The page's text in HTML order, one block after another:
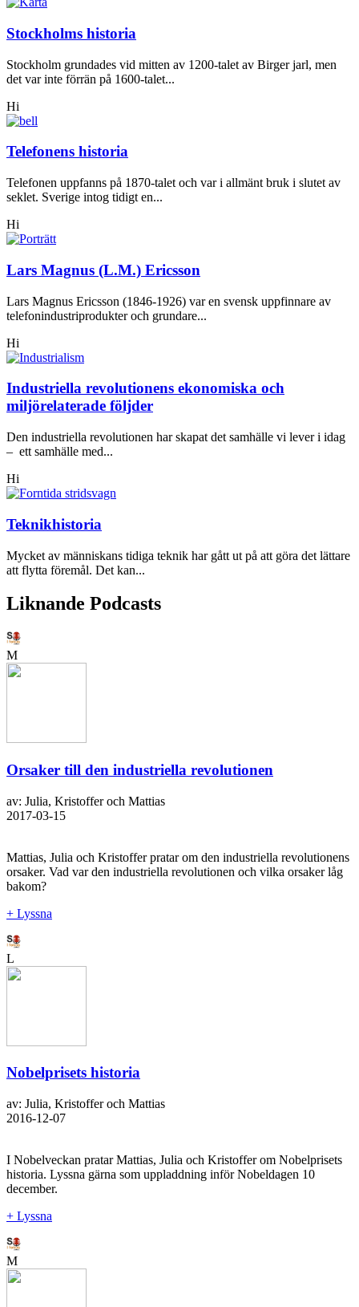
Stockholms historia
Stockholm grundades vid mitten av 1200-talet av Birger jarl, men
det var inte förrän på 1600-talet...
Hi
Telefonens historia
Telefonen uppfanns på 1870-talet och var i allmänt bruk i slutet av
seklet. Sverige intog tidigt en...
Hi
Lars Magnus (L.M.) Ericsson
Lars Magnus Ericsson (1846-1926) var en svensk uppfinnare av
telefonindustriprodukter och grundare...
Hi
Industriella revolutionens ekonomiska och
miljörelaterade följder
Den industriella revolutionen har skapat det samhälle vi lever i idag
– ett samhälle med...
Hi
Teknikhistoria
Mycket av människans tidiga teknik har gått ut på att göra det lättare
att flytta föremål. Det kan...
Liknande Podcasts
M
Orsaker till den industriella revolutionen
av: Julia, Kristoffer och Mattias
2017-03-15
Mattias, Julia och Kristoffer pratar om den industriella revolutionens
orsaker. Vad var den industriella revolutionen och vilka orsaker låg
bakom?
+ Lyssna
L
Nobelprisets historia
av: Julia, Kristoffer och Mattias
2016-12-07
I Nobelveckan pratar Mattias, Julia och Kristoffer om Nobelprisets
historia. Lyssna gärna som uppladdning inför Nobeldagen 10
december.
+ Lyssna
M